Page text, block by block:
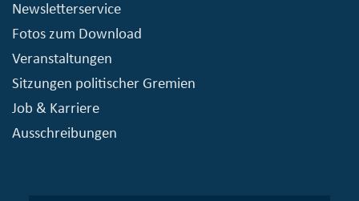
Newsletterservice
Fotos zum Download
Veranstaltungen
Sitzungen politischer Gremien
Job & Karriere
Ausschreibungen